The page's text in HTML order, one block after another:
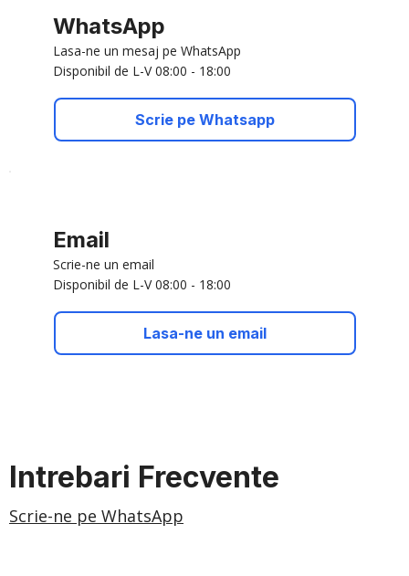
WhatsApp
Lasa-ne un mesaj pe WhatsApp
Disponibil de L-V 08:00 - 18:00
Scrie pe Whatsapp
Email
Scrie-ne un email
Disponibil de L-V 08:00 - 18:00
Lasa-ne un email
Intrebari Frecvente
Scrie-ne pe WhatsApp